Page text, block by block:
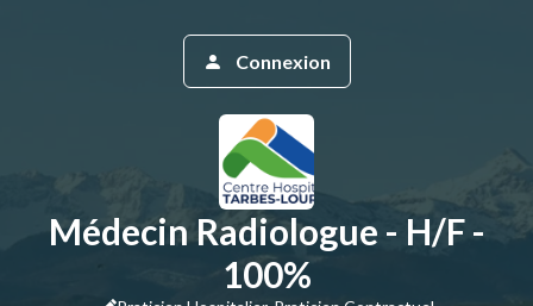
Médecin Radiologue - H/F -
100%
Connexion